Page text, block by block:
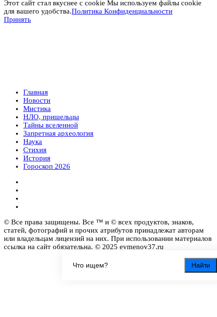
Найти
Этот сайт стал вкуснее с cookie Мы используем файлы cookie
для вашего удобства.Политика Конфиденциальности
Принять
Главная
Новости
Мистика
НЛО, пришельцы
Тайны вселенной
Запретная археология
Наука
Стихия
История
Гороскоп 2026
© Все права защищены. Все ™ и © всех продуктов, знаков,
статей, фотографий и прочих атрибутов принадлежат авторам
или владельцам лицензий на них. При использовании материалов
ссылка на сайт обязательна. © 2025 evmenov37.ru